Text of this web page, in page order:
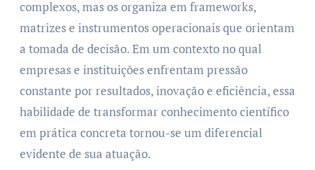
complexos, mas os organiza em frameworks,
matrizes e instrumentos operacionais que orientam
a tomada de decisão. Em um contexto no qual
empresas e instituições enfrentam pressão
constante por resultados, inovação e eficiência, essa
habilidade de transformar conhecimento científico
em prática concreta tornou-se um diferencial
evidente de sua atuação.